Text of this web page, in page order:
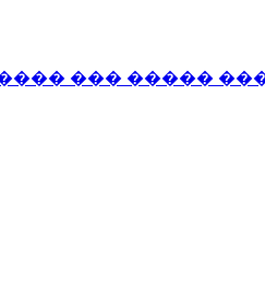
��� �����